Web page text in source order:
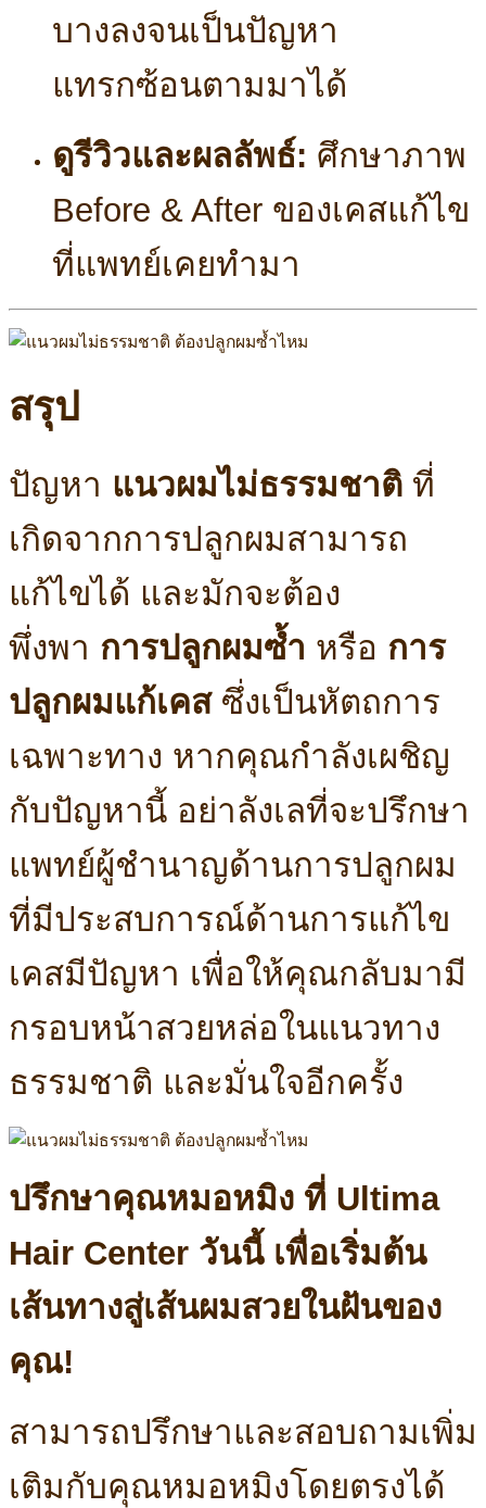
บางลงจนเป็นปัญหา
แทรกซ้อนตามมาได้
ดูรีวิวและผลลัพธ์: ศึกษาภาพ
Before & After ของเคสแก้ไข
ที่แพทย์เคยทำมา
สรุป
ปัญหา แนวผมไม่ธรรมชาติ ที่
เกิดจากการปลูกผมสามารถ
แก้ไขได้ และมักจะต้อง
พึ่งพา การปลูกผมซ้ำ หรือ การ
ปลูกผมแก้เคสซึ่งเป็นหัตถการ
เฉพาะทาง หากคุณกำลังเผชิญ
กับปัญหานี้ อย่าลังเลที่จะปรึกษา
แพทย์ผู้ชำนาญด้านการปลูกผม
ที่มีประสบการณ์ด้านการแก้ไข
เคสมีปัญหา เพื่อให้คุณกลับมามี
กรอบหน้าสวยหล่อในแนวทาง
ธรรมชาติ และมั่นใจอีกครั้ง
ปรึกษาคุณหมอหมิง ที่ Ultima
Hair Center วันนี้ เพื่อเริ่มต้น
เส้นทางสู่เส้นผมสวยในฝันของ
คุณ!
สามารถปรึกษาและสอบถามเพิ่ม
เติมกับคุณหมอหมิงโดยตรงได้